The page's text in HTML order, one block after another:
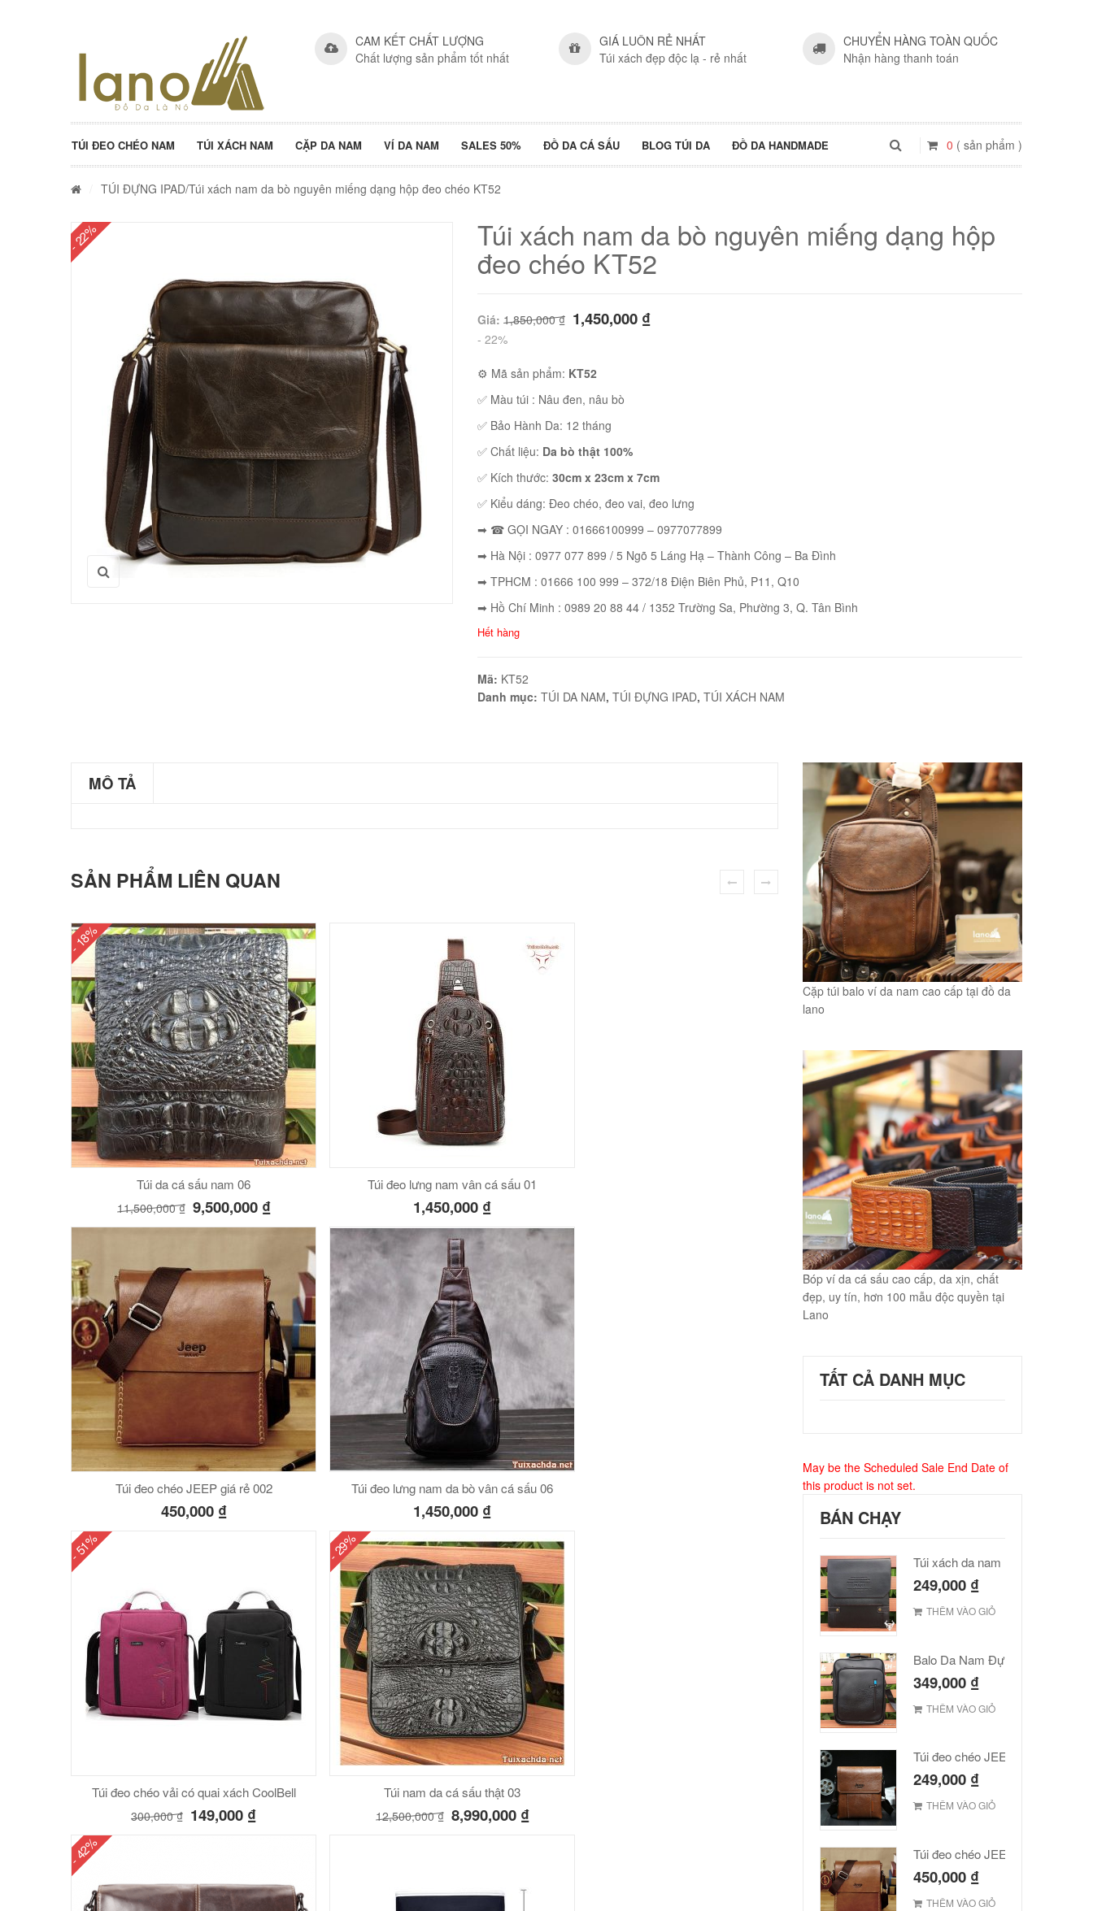
CAM KẾT CHẤT LƯỢNG
Chất lượng sản phẩm tốt nhất
GIÁ LUÔN RẺ NHẤT
Túi xách đẹp độc lạ - rẻ nhất
CHUYỂN HÀNG TOÀN QUỐC
Nhận hàng thanh toán
TÚI ĐEO CHÉO NAM TÚI XÁCH NAM CẶP DA NAM VÍ DA NAM SALES 50% ĐỒ DA CÁ SẤU BLOG TÚI DA ĐỒ DA HANDMADE 0 ( sản phẩm )
TÚI ĐỰNG IPAD/Túi xách nam da bò nguyên miếng dạng hộp đeo chéo KT52
- 22% Túi xách nam da bò nguyên miếng dạng hộp
đeo chéo KT52
Giá: 1,850,000₫ 1,450,000 ₫
- 22%
⚙ Mã sản phẩm: KT52
✅ Màu túi : Nâu đen, nâu bò
✅ Bảo Hành Da: 12 tháng
✅ Chất liệu: Da bò thật 100%
✅ Kích thước: 30cm x 23cm x 7cm
✅ Kiểu dáng: Đeo chéo, đeo vai, đeo lưng
➡ ☎ GỌI NGAY : 01666100999 – 0977077899
➡ Hà Nội : 0977 077 899 / 5 Ngõ 5 Láng Hạ – Thành Công – Ba Đình
➡ TPHCM : 01666 100 999 – 372/18 Điện Biên Phủ, P11, Q10
➡ Hồ Chí Minh : 0989 20 88 44 / 1352 Trường Sa, Phường 3, Q. Tân Bình
Hết hàng
Mã: KT52
Danh mục: TÚI DA NAM, TÚI ĐỰNG IPAD, TÚI XÁCH NAM
MÔ TẢ
SẢN PHẨM LIÊN QUAN
- 18%
Túi da cá sấu nam 06
11,500,000₫ 9,500,000 ₫
Túi đeo lưng nam vân cá sấu 01
1,450,000 ₫
Túi đeo chéo JEEP giá rẻ 002
450,000 ₫
Túi đeo lưng nam da bò vân cá sấu 06
1,450,000 ₫
- 51%
Túi đeo chéo vải có quai xách CoolBell
300,000₫ 149,000 ₫
- 29%
Túi nam da cá sấu thật 03
12,500,000₫ 8,990,000 ₫
- 42%
Cặp túi balo ví da nam cao cấp tại đồ da
lano
Bóp ví da cá sấu cao cấp, da xịn, chất
đẹp, uy tín, hơn 100 mẫu độc quyền tại
Lano
TẤT CẢ DANH MỤC
May be the Scheduled Sale End Date of
this product is not set.
BÁN CHẠY
249,000 ₫
THÊM VÀO GIỎ
Balo Da Nam Đựng Laptop Đẹp Giá Rẻ
349,000 ₫
THÊM VÀO GIỎ
249,000 ₫
THÊM VÀO GIỎ
450,000 ₫
THÊM VÀO GIỎ